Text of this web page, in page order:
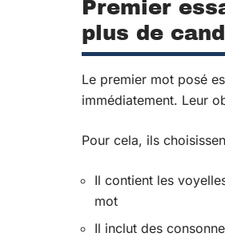
Premier
plus de
Le premier mot posé
immédiatement. Leur
Pour cela, ils
Il contient les
mot
Il inclut des